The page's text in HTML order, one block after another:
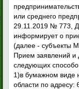
или среднего
29.11.2019 № 773,
информирует о
(далее - субъекты
Прием заявлений и
следующих
1)в бумажном виде
области по адресу: